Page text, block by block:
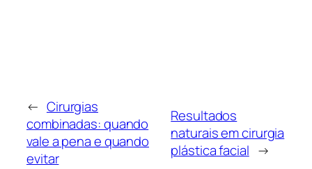
← Cirurgias
combinadas: quando
vale a pena e quando
evitar
Resultados
naturais em cirurgia
plástica facial →